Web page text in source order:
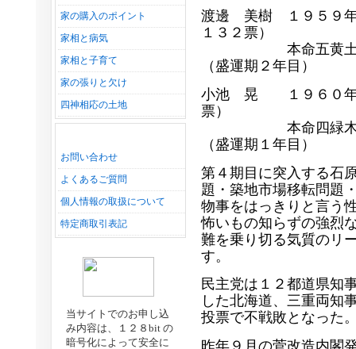
家の購入のポイント
家相と病気
家相と子育て
家の張りと欠け
四神相応の土地
お問い合わせ
よくあるご質問
個人情報の取扱について
特定商取引表記
当サイトでのお申し込
み内容は、１２８bit の
暗号化によって安全に
渡邊 美樹 １９５９年
１３２票）
本命五黄土星亥
（盛運期２年目）
小池 晃 １９６０年
票）
本命四緑木星子
（盛運期１年目）
第４期目に突入する石
題・築地市場移転問題
物事をはっきりと言う
怖いもの知らずの強烈
難を乗り切る気質のリ
す。
民主党は１２都道県知
した北海道、三重両知
投票で不戦敗となった
昨年９月の菅改造内閣